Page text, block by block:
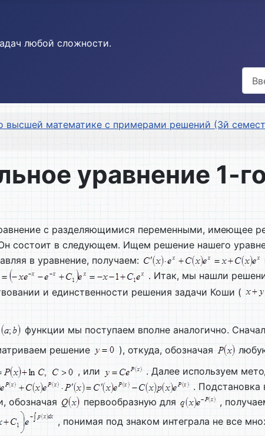
любой сложности.
высшей математике с примерами решений (3й
уравнение 1-
с разделяющимися переменными, имеющее
состоит в следующем. Ищем решение нашего
в уравнение, получаем:
. Итак, мы нашли
и единственности решения задачи Коши (
функции мы поступаем вполне аналогично.
решение ), откуда, обозначая
, или
. Далее используем
. Подстановка
обозначая первообразную для ,
, понимая под знаком интеграла не все